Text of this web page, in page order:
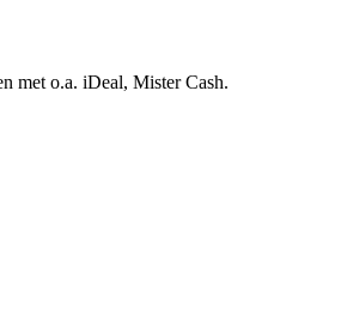
met o.a. iDeal, Mister Cash.